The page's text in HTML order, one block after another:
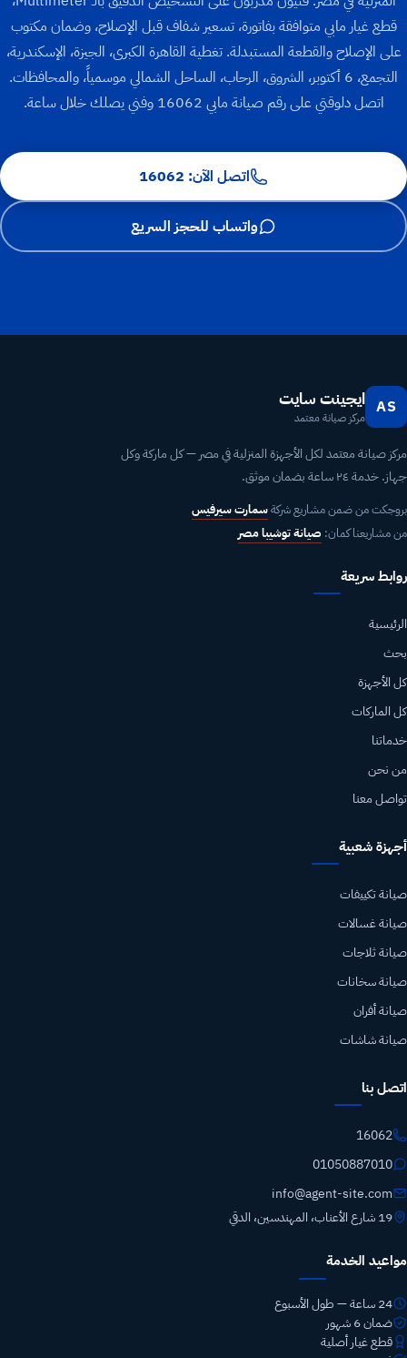
قطع غيار مابي متوافقة بفاتورة، تسعير شفاف قبل الإصلاح، وضمان مكتوب
على الإصلاح والقطعة المستبدلة. تغطية القاهرة الكبرى، الجيزة، الإسكندرية،
التجمع، 6 أكتوبر، الشروق، الرحاب، الساحل الشمالي موسمياً، والمحافظات.
اتصل دلوقتي على رقم صيانة مابي 16062 وفني يصلك خلال ساعة.
اتصل الآن: 16062
واتساب للحجز السريع
AS ايجينت سايت
مركز صيانة معتمد
مركز صيانة معتمد لكل الأجهزة المنزلية في مصر — كل ماركة وكل
جهاز. خدمة ٢٤ ساعة بضمان موثق.
بروجكت من ضمن مشاريع شركةسمارت سيرفيس
من مشاريعنا كمان: صيانة توشيبا مصر
روابط سريعة
الرئيسية
بحث
كل الأجهزة
كل الماركات
خدماتنا
من نحن
تواصل معنا
أجهزة شعبية
صيانة تكييفات
صيانة غسالات
صيانة ثلاجات
صيانة سخانات
صيانة أفران
صيانة شاشات
اتصل بنا
16062
01050887010
info@agent-site.com
19 شارع الأعناب، المهندسين، الدقي
مواعيد الخدمة
24 ساعة — طول الأسبوع
ضمان 6 شهور
قطع غيار أصلية